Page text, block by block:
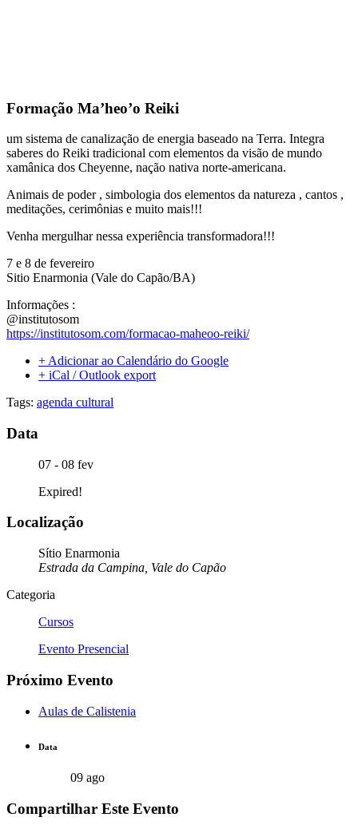
Formação Ma’heo’o Reiki
um sistema de canalização de energia baseado na Terra. Integra
saberes do Reiki tradicional com elementos da visão de mundo
xamânica dos Cheyenne, nação nativa norte-americana.
Animais de poder , simbologia dos elementos da natureza , cantos ,
meditações, cerimônias e muito mais!!!
Venha mergulhar nessa experiência transformadora!!!
7 e 8 de fevereiro
Sitio Enarmonia (Vale do Capão/BA)
Informações :
@institutosom
https://institutosom.com/formacao-maheoo-reiki/
+ Adicionar ao Calendário do Google
+ iCal / Outlook export
Tags: agenda cultural
Data
07 - 08 fev
Expired!
Localização
Sítio Enarmonia
Estrada da Campina, Vale do Capão
Categoria
Cursos
Evento Presencial
Próximo Evento
Aulas de Calistenia
Data
09 ago
Compartilhar Este Evento